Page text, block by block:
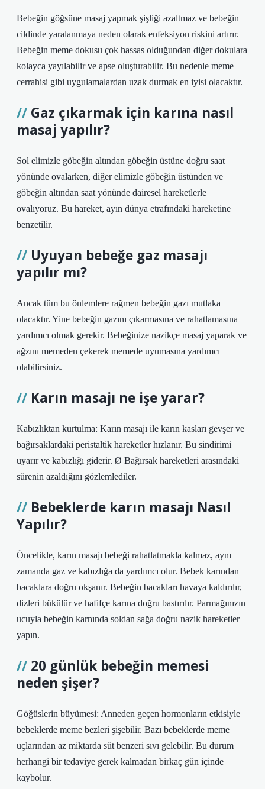
Bebeğin göğsüne masaj yapmak şişliği azaltmaz ve bebeğin
cildinde yaralanmaya neden olarak enfeksiyon riskini artırır.
Bebeğin meme dokusu çok hassas olduğundan diğer dokulara
kolayca yayılabilir ve apse oluşturabilir. Bu nedenle meme
cerrahisi gibi uygulamalardan uzak durmak en iyisi olacaktır.
Gaz çıkarmak için karına nasıl
masaj yapılır?
Sol elimizle göbeğin altından göbeğin üstüne doğru saat
yönünde ovalarken, diğer elimizle göbeğin üstünden ve
göbeğin altından saat yönünde dairesel hareketlerle
ovalıyoruz. Bu hareket, ayın dünya etrafındaki hareketine
benzetilir.
Uyuyan bebeğe gaz masajı
yapılır mı?
Ancak tüm bu önlemlere rağmen bebeğin gazı mutlaka
olacaktır. Yine bebeğin gazını çıkarmasına ve rahatlamasına
yardımcı olmak gerekir. Bebeğinize nazikçe masaj yaparak ve
ağzını memeden çekerek memede uyumasına yardımcı
olabilirsiniz.
Karın masajı ne işe yarar?
Kabızlıktan kurtulma: Karın masajı ile karın kasları gevşer ve
bağırsaklardaki peristaltik hareketler hızlanır. Bu sindirimi
uyarır ve kabızlığı giderir. Ø Bağırsak hareketleri arasındaki
sürenin azaldığını gözlemlediler.
Bebeklerde karın masajı Nasıl
Yapılır?
Öncelikle, karın masajı bebeği rahatlatmakla kalmaz, aynı
zamanda gaz ve kabızlığa da yardımcı olur. Bebek karından
bacaklara doğru okşanır. Bebeğin bacakları havaya kaldırılır,
dizleri bükülür ve hafifçe karına doğru bastırılır. Parmağınızın
ucuyla bebeğin karnında soldan sağa doğru nazik hareketler
yapın.
20 günlük bebeğin memesi
neden şişer?
Göğüslerin büyümesi: Anneden geçen hormonların etkisiyle
bebeklerde meme bezleri şişebilir. Bazı bebeklerde meme
uçlarından az miktarda süt benzeri sıvı gelebilir. Bu durum
herhangi bir tedaviye gerek kalmadan birkaç gün içinde
kaybolur.